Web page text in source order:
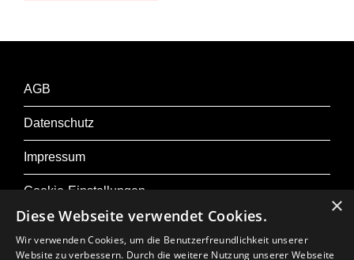
AGB
Datenschutz
Impressum
Cookie-Einstellungen
×
Diese Webseite verwendet Cookies.
Wir verwenden Cookies, um die Benutzerfreundlichkeit unserer
Website zu verbessern. Durch die weitere Nutzung unserer Webseite